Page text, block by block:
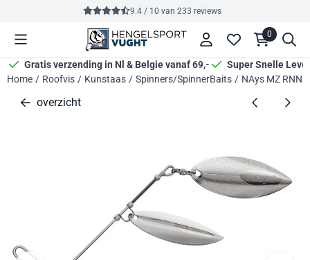
Cookievoorkeuren zijn momenteel gesloten.
9.4 / 10 van 233 reviews
0
Gratis verzending in Nl & Belgie vanaf 69,-
Super Snelle
Home / Roofvis / Kunstaas / Spinners/SpinnerBaits / NAys MZ
overzicht